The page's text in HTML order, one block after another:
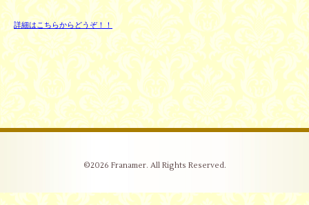
詳細はこちらからどうぞ！！
©2026 Franamer. All Rights Reserved.